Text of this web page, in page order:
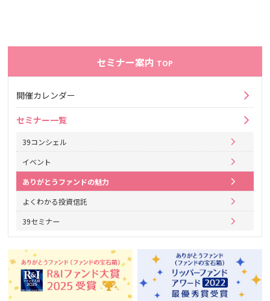
セミナー案内 TOP
開催カレンダー
セミナー一覧
39コンシェル
イベント
ありがとうファンドの魅力
よくわかる投資信託
39セミナー